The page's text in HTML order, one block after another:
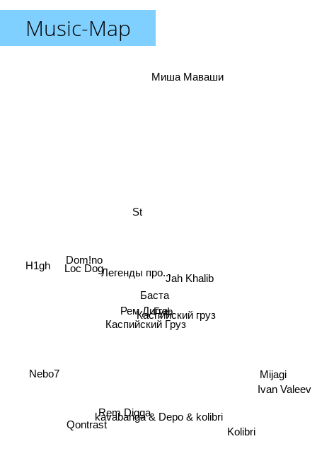
Music-Map
kavabanga & Depo & kolibri
Каспийский Груз
Каспийский груз
Баста
Рем Дигга
Loc Dog
Rem Digga
Dom!no
Гуф
Легенды про...
Kolibri
Qontrast
Nebo7
Jah Khalib
Mijagi
St
Ivan Valeev
Миша Маваши
H1gh